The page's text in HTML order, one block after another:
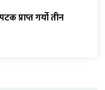
प्राप्त गर्यो तीन